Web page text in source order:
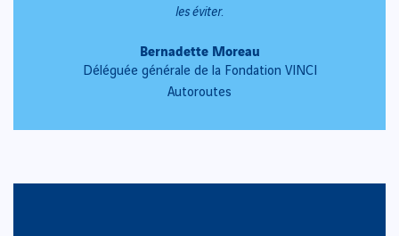
les éviter.
Bernadette Moreau
Déléguée générale de la Fondation VINCI
Autoroutes